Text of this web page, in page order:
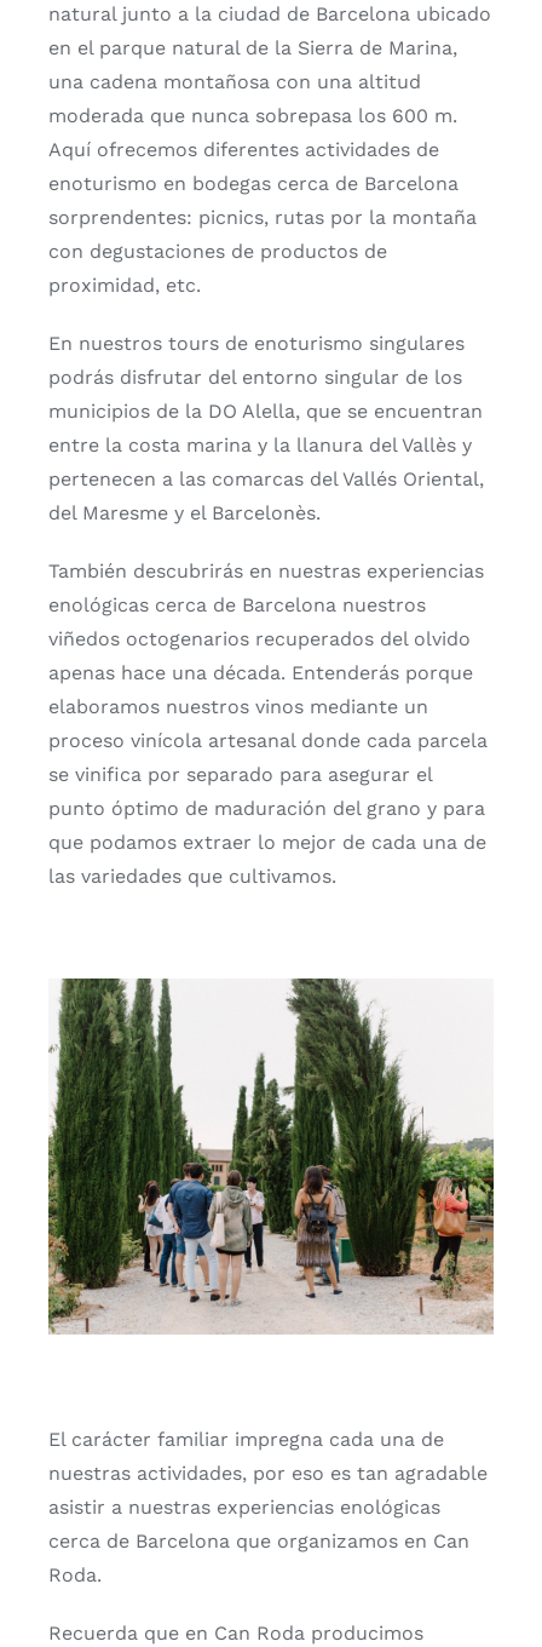
natural junto a la ciudad de Barcelona ubicado
en el parque natural de la Sierra de Marina,
una cadena montañosa con una altitud
moderada que nunca sobrepasa los 600 m.
Aquí ofrecemos diferentes actividades de
enoturismo en bodegas cerca de Barcelona
sorprendentes: picnics, rutas por la montaña
con degustaciones de productos de
proximidad, etc.
En nuestros tours de enoturismo singulares
podrás disfrutar del entorno singular de los
municipios de la DO Alella, que se encuentran
entre la costa marina y la llanura del Vallès y
pertenecen a las comarcas del Vallés Oriental,
del Maresme y el Barcelonès.
También descubrirás en nuestras experiencias
enológicas cerca de Barcelona nuestros
viñedos octogenarios recuperados del olvido
apenas hace una década. Entenderás porque
elaboramos nuestros vinos mediante un
proceso vinícola artesanal donde cada parcela
se vinifica por separado para asegurar el
punto óptimo de maduración del grano y para
que podamos extraer lo mejor de cada una de
las variedades que cultivamos.
El carácter familiar impregna cada una de
nuestras actividades, por eso es tan agradable
asistir a nuestras experiencias enológicas
cerca de Barcelona que organizamos en Can
Roda.
Recuerda que en Can Roda producimos